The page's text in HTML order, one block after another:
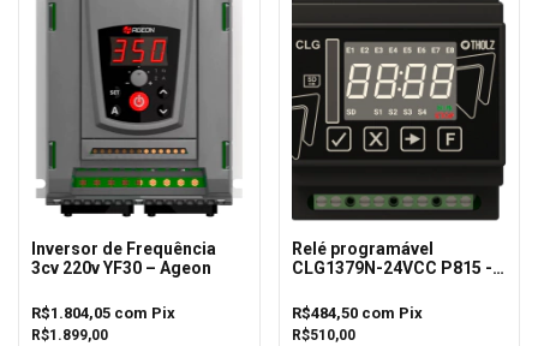
Inversor de Frequência
3cv 220v YF30 – Ageon
R$1.899,00
R$1.804,05 com Pix
Relé programável
CLG1379N-24VCC P815 -
R$510,00
R$484,50 com Pix